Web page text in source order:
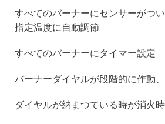
すべてのバーナーにセンサーがつ
指定温度に自動調節
すべてのバーナーにタイマー設定
バーナーダイヤルが段階的に作動
ダイヤルが納まつている時が消火